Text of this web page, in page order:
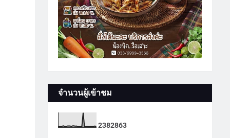
จำนวนผู้เข้าชม
2382863